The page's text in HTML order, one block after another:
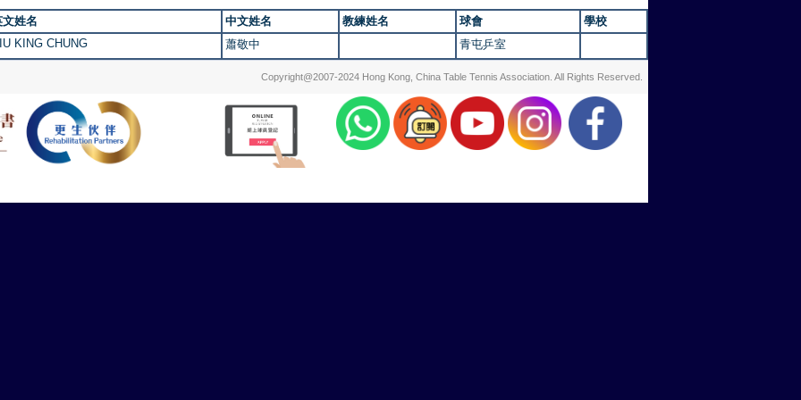
文姓名 中文姓名 教練姓名 球會
學校
KING CHUNG
蕭敬中 青屯乒室